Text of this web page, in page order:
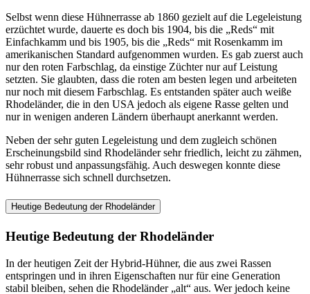
Selbst wenn diese Hühnerrasse ab 1860 gezielt auf die Legeleistung
erzüchtet wurde, dauerte es doch bis 1904, bis die „Reds“ mit
Einfachkamm und bis 1905, bis die „Reds“ mit Rosenkamm im
amerikanischen Standard aufgenommen wurden. Es gab zuerst auch
nur den roten Farbschlag, da einstige Züchter nur auf Leistung
setzten. Sie glaubten, dass die roten am besten legen und arbeiteten
nur noch mit diesem Farbschlag. Es entstanden später auch weiße
Rhodeländer, die in den USA jedoch als eigene Rasse gelten und
nur in wenigen anderen Ländern überhaupt anerkannt werden.
Neben der sehr guten Legeleistung und dem zugleich schönen
Erscheinungsbild sind Rhodeländer sehr friedlich, leicht zu zähmen,
sehr robust und anpassungsfähig. Auch deswegen konnte diese
Hühnerrasse sich schnell durchsetzen.
Heutige Bedeutung der Rhodeländer
Heutige Bedeutung der Rhodeländer
In der heutigen Zeit der Hybrid-Hühner, die aus zwei Rassen
entspringen und in ihren Eigenschaften nur für eine Generation
stabil bleiben, sehen die Rhodeländer „alt“ aus. Wer jedoch keine